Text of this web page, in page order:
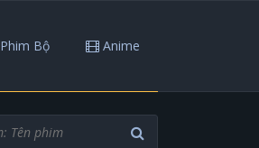
Phim Bộ Anime